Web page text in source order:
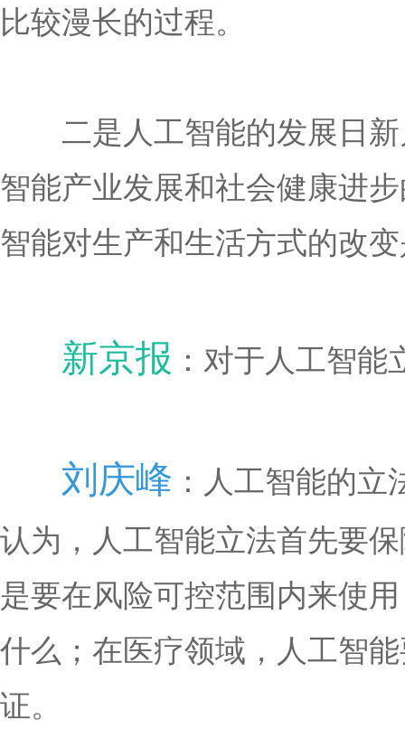
比较漫长的过程。
二是人工智能的发展日新
智能产业发展和社会健康进
智能对生产和生活方式的改
新京报 ：对于人工智
刘庆峰 ：人工智能的
认为，人工智能立法首先要
是要在风险可控范围内来使
什么；在医疗领域，人工智
证。